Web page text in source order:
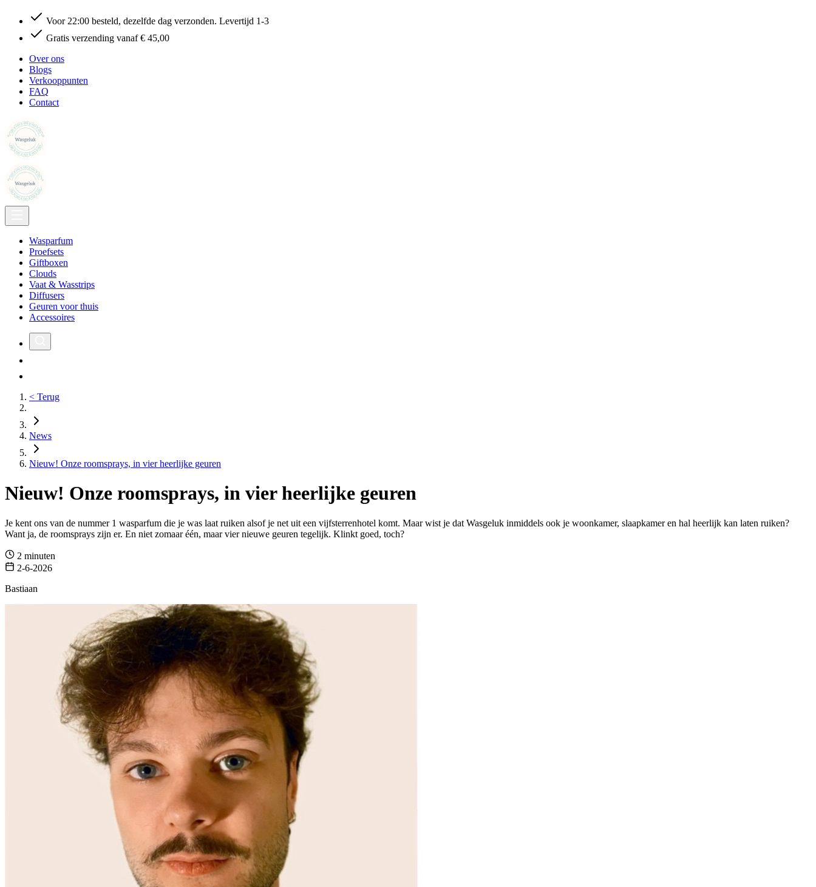
Voor 22:00 besteld, dezelfde dag verzonden. Levertijd 1-3
Gratis verzending vanaf € 45,00
Over ons
Blogs
Verkooppunten
FAQ
Contact
Wasparfum
Proefsets
Giftboxen
Clouds
Vaat & Wasstrips
Diffusers
Geuren voor thuis
Accessoires
< Terug
News
Nieuw! Onze roomsprays, in vier heerlijke geuren
Nieuw! Onze roomsprays, in vier heerlijke geuren
Je kent ons van de nummer 1 wasparfum die je was laat ruiken alsof je net uit een vijfsterrenhotel komt. Maar wist je dat Wasgeluk inmiddels ook je woonkamer, slaapkamer en hal heerlijk kan laten ruiken?
Want ja, de roomsprays zijn er. En niet zomaar één, maar vier nieuwe geuren tegelijk. Klinkt goed, toch?
2 minuten
2-6-2026
Bastiaan